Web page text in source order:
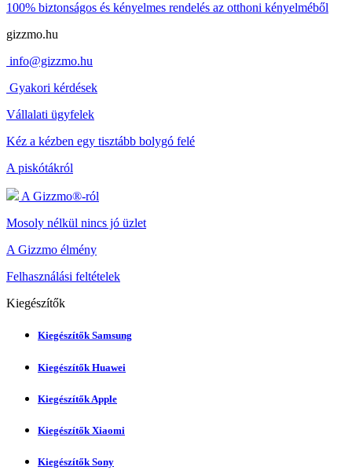
100% biztonságos és kényelmes rendelés az otthoni kényelméből
gizzmo.hu
info@gizzmo.hu
Gyakori kérdések
Vállalati ügyfelek
Kéz a kézben egy tisztább bolygó felé
A piskótákról
A Gizzmo®-ról
Mosoly nélkül nincs jó üzlet
A Gizzmo élmény
Felhasználási feltételek
Kiegészítők
Kiegészítők Samsung
Kiegészítők Huawei
Kiegészítők Apple
Kiegészítők Xiaomi
Kiegészítők Sony